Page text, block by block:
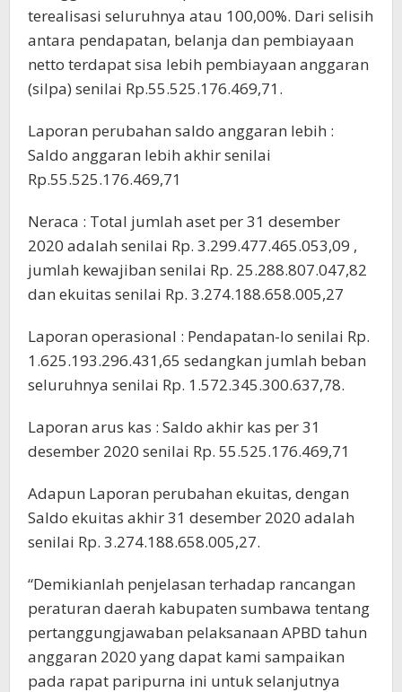
terealisasi seluruhnya atau 100,00%. Dari selisih
antara pendapatan, belanja dan pembiayaan
netto terdapat sisa lebih pembiayaan anggaran
(silpa) senilai Rp.55.525.176.469,71.
Laporan perubahan saldo anggaran lebih :
Saldo anggaran lebih akhir senilai
Rp.55.525.176.469,71
Neraca : Total jumlah aset per 31 desember
2020 adalah senilai Rp. 3.299.477.465.053,09 ,
jumlah kewajiban senilai Rp. 25.288.807.047,82
dan ekuitas senilai Rp. 3.274.188.658.005,27
Laporan operasional : Pendapatan-lo senilai Rp.
1.625.193.296.431,65 sedangkan jumlah beban
seluruhnya senilai Rp. 1.572.345.300.637,78.
Laporan arus kas : Saldo akhir kas per 31
desember 2020 senilai Rp. 55.525.176.469,71
Adapun Laporan perubahan ekuitas, dengan
Saldo ekuitas akhir 31 desember 2020 adalah
senilai Rp. 3.274.188.658.005,27.
“Demikianlah penjelasan terhadap rancangan
peraturan daerah kabupaten sumbawa tentang
pertanggungjawaban pelaksanaan APBD tahun
anggaran 2020 yang dapat kami sampaikan
pada rapat paripurna ini untuk selanjutnya